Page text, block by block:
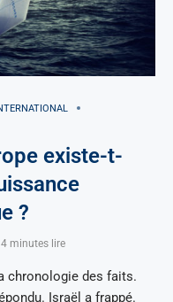
existe-t-
?
minutes lire
chronologie des faits.
Israël a frappé.